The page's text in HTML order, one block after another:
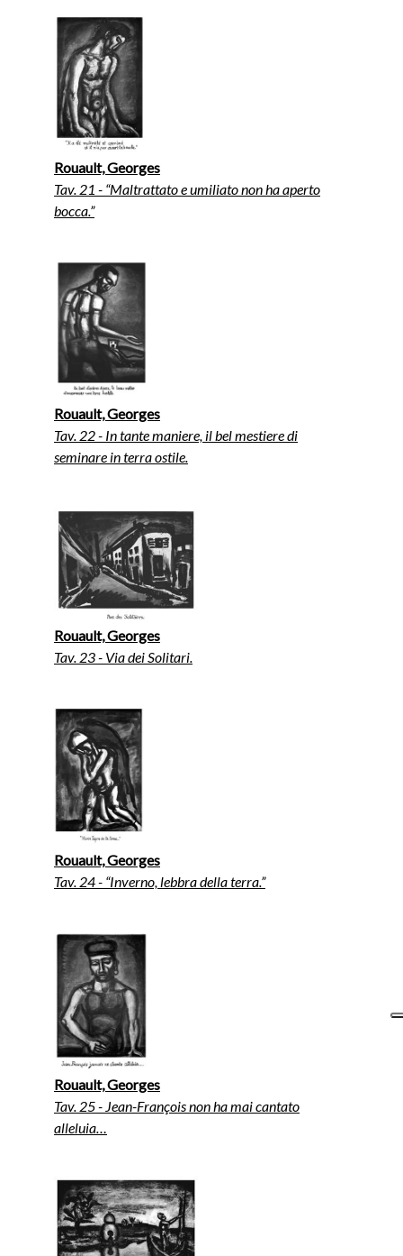
Rouault, Georges
Tav. 21 - “Maltrattato e umiliato non ha aperto
bocca.”
Rouault, Georges
Tav. 22 - In tante maniere, il bel mestiere di
seminare in terra ostile.
Rouault, Georges
Tav. 23 - Via dei Solitari.
Rouault, Georges
Tav. 24 - “Inverno, lebbra della terra.”
Rouault, Georges
Tav. 25 - Jean-François non ha mai cantato
alleluia…